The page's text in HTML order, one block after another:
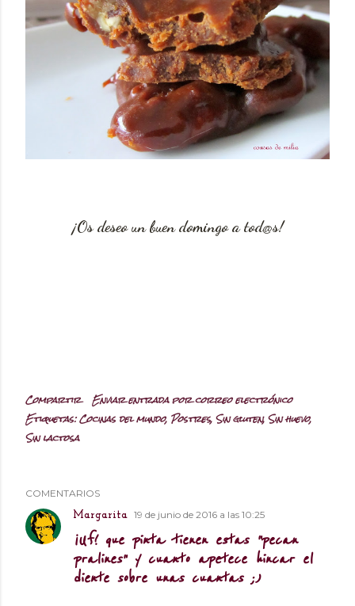
¡Os deseo un buen domingo a tod@s!
Compartir Enviar entrada por correo electrónico
Etiquetas:Cocinas del mundo Postres Sin gluten Sin huevo
Sin lactosa
COMENTARIOS
Margarita 19 de junio de 2016 a las 10:25
¡Uf! que pinta tienen estas "pecan
pralines" y cuanto apetece hincar el
diente sobre unas cuantas ;)